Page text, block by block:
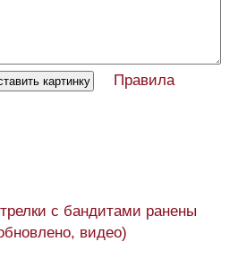
Правила
с бандитами ранены
видео)